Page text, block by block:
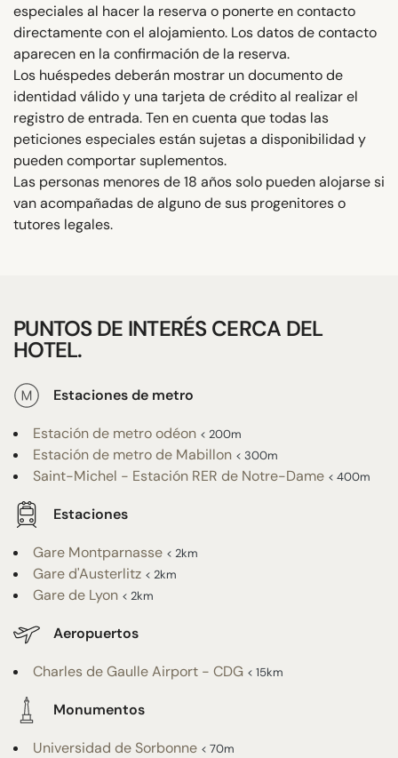
especiales al hacer la reserva o ponerte en contacto
directamente con el alojamiento. Los datos de contacto
aparecen en la confirmación de la reserva.
Los huéspedes deberán mostrar un documento de
identidad válido y una tarjeta de crédito al realizar el
registro de entrada. Ten en cuenta que todas las
peticiones especiales están sujetas a disponibilidad y
pueden comportar suplementos.
Las personas menores de 18 años solo pueden alojarse si
van acompañadas de alguno de sus progenitores o
tutores legales.
PUNTOS DE INTERÉS CERCA DEL
HOTEL.
Estaciones de metro
Estación de metro odéon < 200m
Estación de metro de Mabillon < 300m
Saint-Michel - Estación RER de Notre-Dame < 400m
Estaciones
Gare Montparnasse < 2km
Gare d'Austerlitz < 2km
Gare de Lyon < 2km
Aeropuertos
Charles de Gaulle Airport - CDG < 15km
Monumentos
Universidad de Sorbonne < 70m